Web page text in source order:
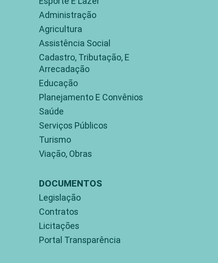
Administração
Agricultura
Assistência Social
Cadastro, Tributação, E
Arrecadação
Educação
Planejamento E Convênios
Saúde
Serviços Públicos
Turismo
Viação, Obras
DOCUMENTOS
Legislação
Contratos
Licitações
Portal Transparência